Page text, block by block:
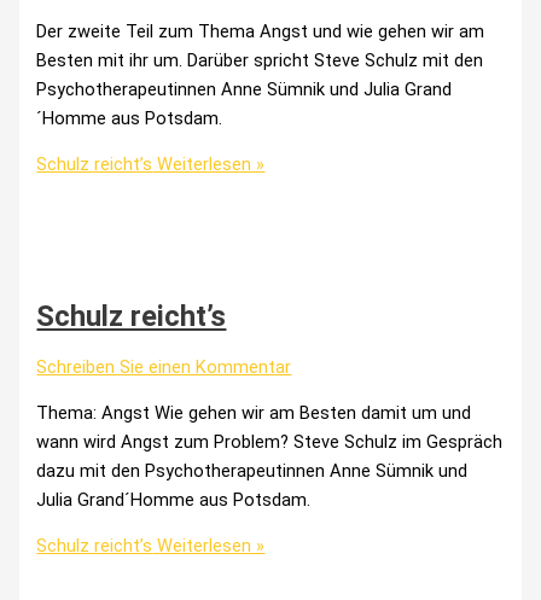
Der zweite Teil zum Thema Angst und wie gehen wir am
Besten mit ihr um. Darüber spricht Steve Schulz mit den
Psychotherapeutinnen Anne Sümnik und Julia Grand
´Homme aus Potsdam.
Schulz reicht’s Weiterlesen »
Schulz reicht’s
Schreiben Sie einen Kommentar
Thema: Angst Wie gehen wir am Besten damit um und
wann wird Angst zum Problem? Steve Schulz im Gespräch
dazu mit den Psychotherapeutinnen Anne Sümnik und
Julia Grand´Homme aus Potsdam.
Schulz reicht’s Weiterlesen »